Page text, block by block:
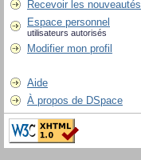
Recevoir les nouveautés
Espace personnel
utilisateurs autorisés
Modifier mon profil
Aide
À propos de DSpace